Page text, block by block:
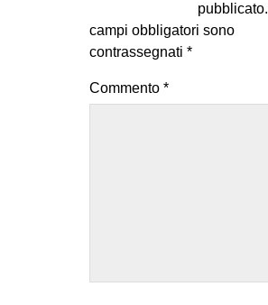
pubblicato.
campi obbligatori sono
contrassegnati *
Commento *